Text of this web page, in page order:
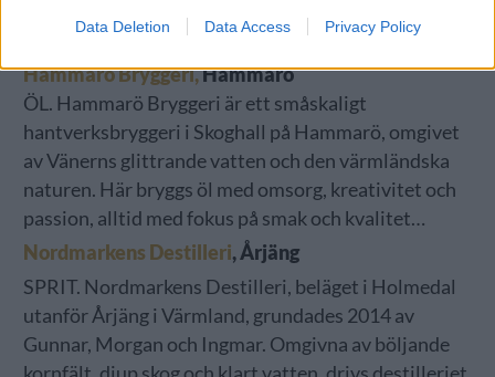
Data Deletion Data Access Privacy Policy
och stor respekt för både tradition och råvara…
Hammarö Bryggeri,Hammarö
ÖL. Hammarö Bryggeri är ett småskaligt
hantverksbryggeri i Skoghall på Hammarö, omgivet
av Vänerns glittrande vatten och den värmländska
naturen. Här bryggs öl med omsorg, kreativitet och
passion, alltid med fokus på smak och kvalitet…
Nordmarkens Destilleri, Årjäng
SPRIT. Nordmarkens Destilleri, beläget i Holmedal
utanför Årjäng i Värmland, grundades 2014 av
Gunnar, Morgan och Ingmar. Omgivna av böljande